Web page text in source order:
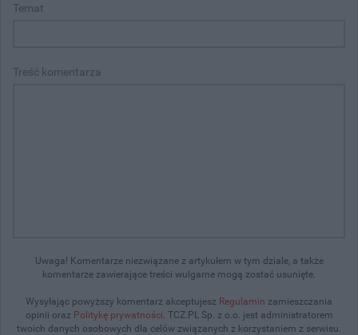
Temat
Treść komentarza
Uwaga! Komentarze niezwiązane z artykułem w tym dziale, a także
komentarze zawierające treści wulgarne mogą zostać usunięte.
Wysyłając powyższy komentarz akceptujesz Regulamin zamieszczania
opinii oraz Politykę prywatności. TCZ.PL Sp. z o.o. jest administratorem
twoich danych osobowych dla celów związanych z korzystaniem z serwisu.